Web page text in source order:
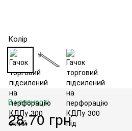
Колір
В наявності
28.70 грн